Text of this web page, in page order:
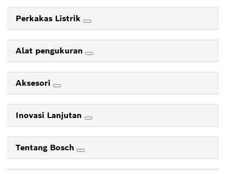
Perkakas Listrik
Alat pengukuran
Aksesori
Inovasi Lanjutan
Tentang Bosch